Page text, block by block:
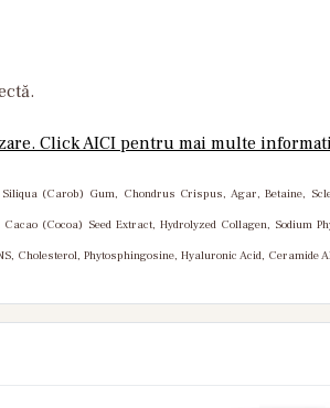
Click AICI pentru mai multe
(Carob) Gum, Chondrus Crispus, Agar, Betaine,
(Cocoa) Seed Extract, Hydrolyzed Collagen, Sodium
Phytosphingosine, Hyaluronic Acid, Ceramide